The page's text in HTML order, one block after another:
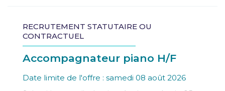
RECRUTEMENT STATUTAIRE OU
CONTRACTUEL
Accompagnateur piano H/F
Date limite de l'offre : samedi 08 août 2026